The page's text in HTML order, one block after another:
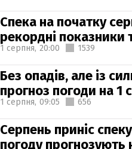
Спека на початку
рекордні показники
1 серпня, 20:00 1539
Без опадів, але із
прогноз погоди на 1
1 серпня, 09:05 656
Серпень приніс
погоду прогнозують